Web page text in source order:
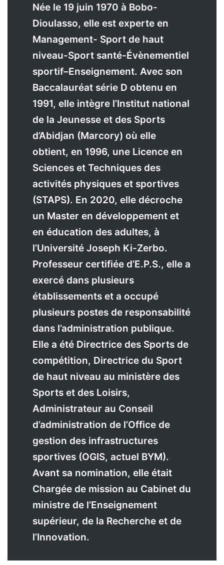
Née le 19 juin 1970 à Bobo-
Dioulasso, elle est experte en
Management- Sport de haut
niveau-Sport santé-Évènementiel
sportif–Enseignement. Avec son
Baccalauréat série D obtenu en
1991, elle intègre l’Institut national
de la Jeunesse et des Sports
d’Abidjan (Marcory) où elle
obtient, en 1996, une Licence en
Sciences et Techniques des
activités physiques et sportives
(STAPS). En 2020, elle décroche
un Master en développement et
en éducation des adultes, à
l’Université Joseph Ki-Zerbo.
Professeur certifiée d’E.P.S., elle a
exercé dans plusieurs
établissements et a occupé
plusieurs postes de responsabilité
dans l’administration publique.
Elle a été Directrice des Sports de
compétition, Directrice du Sport
de haut niveau au ministère des
Sports et des Loisirs,
Administrateur au Conseil
d’administration de l’Office de
gestion des infrastructures
sportives (OGIS, actuel BYM).
Avant sa nomination, elle était
Chargée de mission au Cabinet du
ministre de l’Enseignement
supérieur, de la Recherche et de
l’Innovation.